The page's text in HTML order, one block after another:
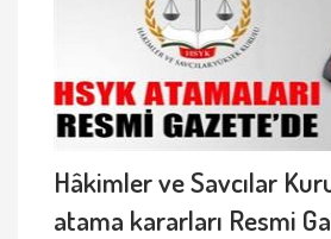
Hâkimler ve Savcılar
atama kararları Resmi